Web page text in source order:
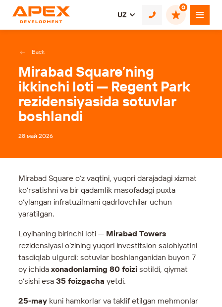
0
UZ
Back
Mirabad Square’ning
ikkinchi loti — Regent Park
rezidensiyasida sotuvlar
boshlandi
28 май 2026
Mirabad Square o‘z vaqtini, yuqori darajadagi xizmat
ko‘rsatishni va bir qadamlik masofadagi puxta
o‘ylangan infratuzilmani qadrlovchilar uchun
yaratilgan.
Loyihaning birinchi loti — Mirabad Towers
rezidensiyasi o‘zining yuqori investitsion salohiyatini
tasdiqlab ulgurdi: sotuvlar boshlanganidan buyon 7
oy ichidaxonadonlarning 80 foizi sotildi, qiymat
o‘sishi esa35 foizgacha yetdi.
25-may kuni hamkorlar va taklif etilgan mehmonlar